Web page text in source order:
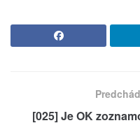
[025] Je OK